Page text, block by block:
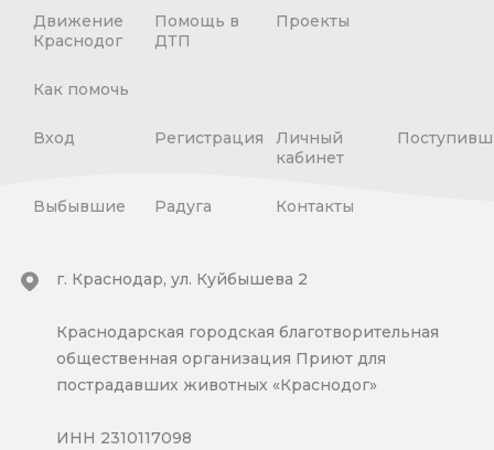
Движение
Краснодог
Помощь в
ДТП
Проекты
Как помочь
Вход Регистрация
Личный
кабинет
Выбывшие Радуга Контакты
г. Краснодар, ул. Куйбышева 2
Краснодарская городская благотворительная
общественная организация Приют для
пострадавших животных «Краснодог»
ИНН 2310117098